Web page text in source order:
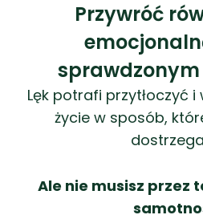
Przywróć
Lęk potrafi przytłoczyć i
życie w sposób,
Ale nie musisz przez